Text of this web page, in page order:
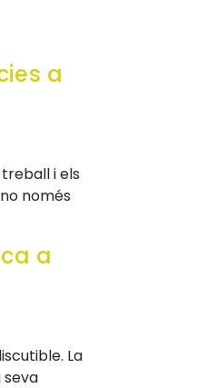
a
i els
només
a
La